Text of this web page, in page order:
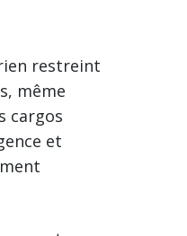
restreint
même
cargos
et